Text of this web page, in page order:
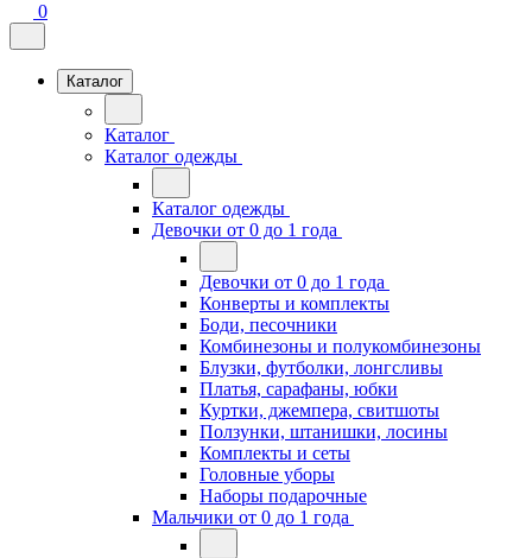
0
Каталог
Каталог
Каталог одежды
Каталог одежды
Девочки от 0 до 1 года
Девочки от 0 до 1 года
Конверты и комплекты
Боди, песочники
Комбинезоны и полукомбинезоны
Блузки, футболки, лонгсливы
Платья, сарафаны, юбки
Куртки, джемпера, свитшоты
Ползунки, штанишки, лосины
Комплекты и сеты
Головные уборы
Наборы подарочные
Мальчики от 0 до 1 года